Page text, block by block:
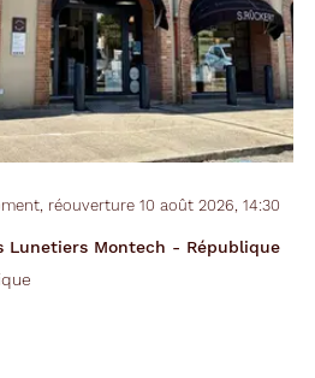
Lunetiers Montech - République
réouverture 10 août 2026, 14:30